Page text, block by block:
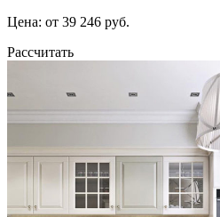
Цена: от 39 246 руб.
Рассчитать